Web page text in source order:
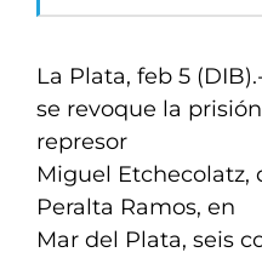
La Plata, feb 5
se revoque la
represor
Miguel Etchecolatz,
Peralta Ramos, en
Mar del Plata, seis